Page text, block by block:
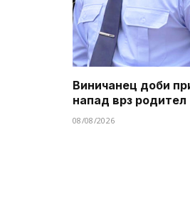
Виничанец доби
напад врз родител
08/08/2026